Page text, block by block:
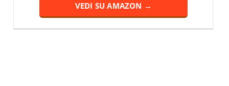
VEDI SU AMAZON →